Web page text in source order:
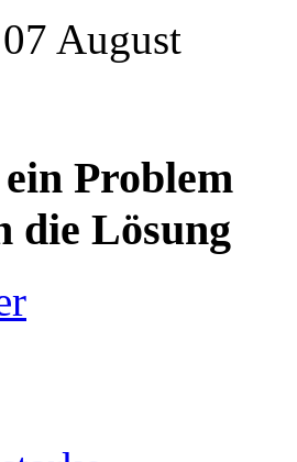
07 August
Problem
die Lösung